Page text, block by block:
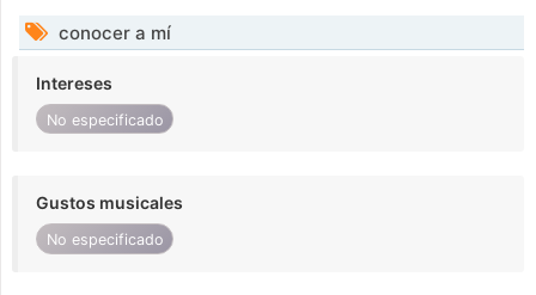
conocer a mí
Intereses
No especificado
Gustos musicales
No especificado